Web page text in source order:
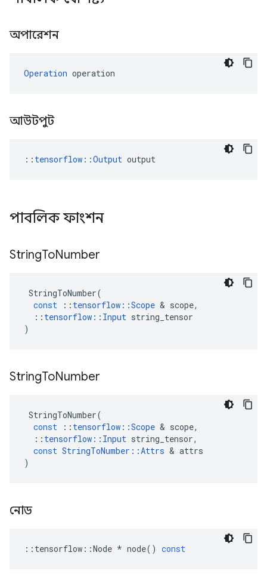
অপারেশন
Operation operation
আউটপুট
:: tensorflow::Output output
পাবলিক ফাংশন
StringToNumber
StringToNumber(
const
:: tensorflow ::Scope & scope,
:: tensorflow :: Input string_tensor
)
StringToNumber
StringToNumber(
const
:: tensorflow ::Scope & scope,
:: tensorflow :: Input string_tensor,
const StringToNumber ::Attrs & attrs
)
নোড
:: tensorflow ::Node * node() const